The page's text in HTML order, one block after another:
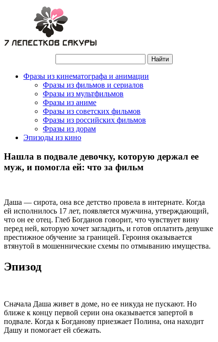
Фразы из кинематографа и анимации
Фразы из фильмов и сериалов
Фразы из мультфильмов
Фразы из аниме
Фразы из советских фильмов
Фразы из российских фильмов
Фразы из дорам
Эпизоды из кино
Нашла в подвале девочку, которую держал ее
муж, и помогла ей: что за фильм
Даша — сирота, она все детство провела в интернате. Когда
ей исполнилось 17 лет, появляется мужчина, утверждающий,
что он ее отец. Глеб Богданов говорит, что чувствует вину
перед ней, которую хочет загладить, и готов оплатить девушке
престижное обучение за границей. Героиня оказывается
втянутой в мошеннические схемы по отмыванию имущества.
Эпизод
Сначала Даша живет в доме, но ее никуда не пускают. Но
ближе к концу первой серии она оказывается запертой в
подвале. Когда к Богданову приезжает Полина, она находит
Дашу и помогает ей сбежать.